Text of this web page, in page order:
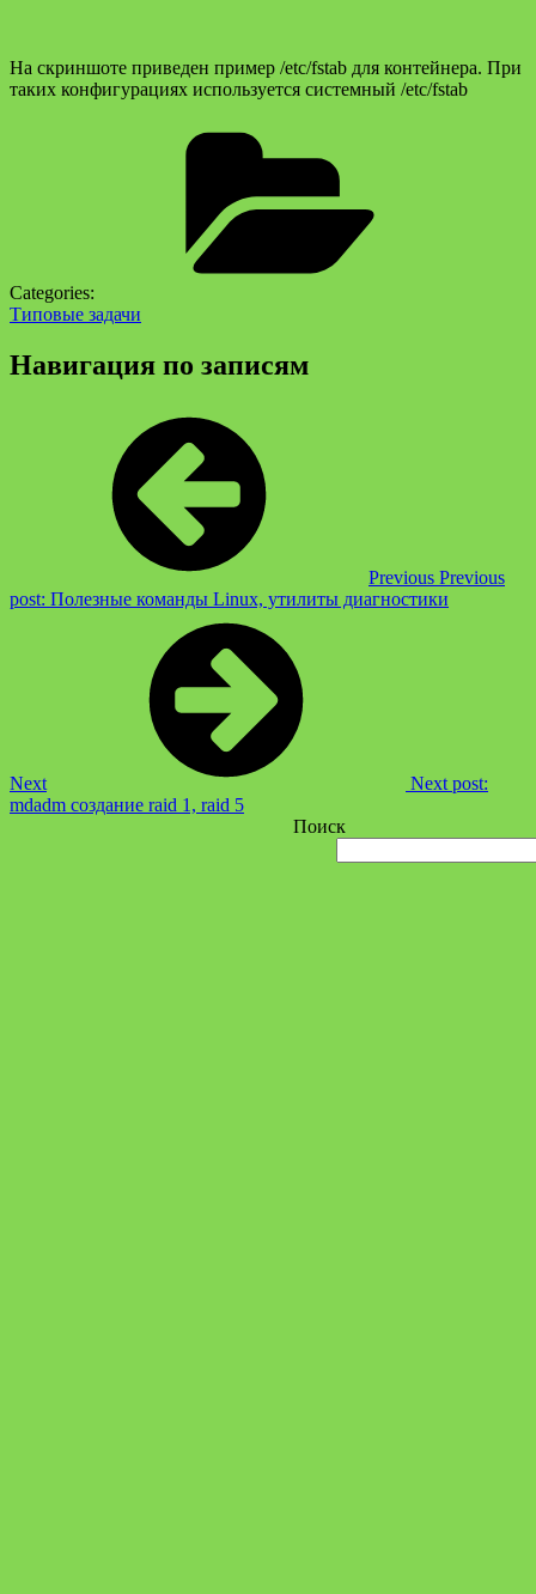
На скриншоте приведен пример /etc/fstab для контейнера. При
таких конфигурациях используется системный /etc/fstab
Categories:
Типовые задачи
Навигация по записям
Previous Previous
post: Полезные команды Linux, утилиты диагностики
Next
Next post:
mdadm создание raid 1, raid 5
Поиск